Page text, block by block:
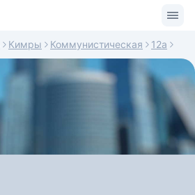
Кимры Коммунистическая 12а